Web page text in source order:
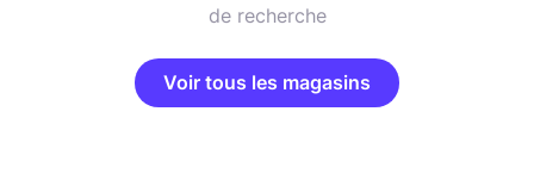
de recherche
Voir tous les magasins